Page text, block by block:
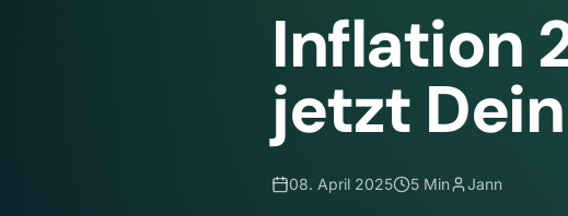
Inflation
jetzt
08. April 2025 5 Min Jann